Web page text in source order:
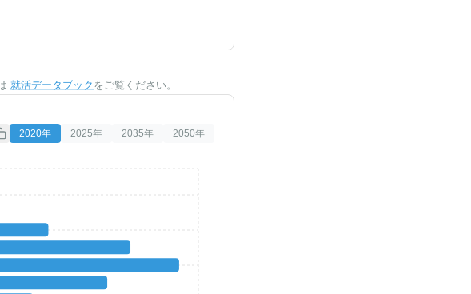
就活データブック をご覧ください。
2020年 2025年 2035年 2050年